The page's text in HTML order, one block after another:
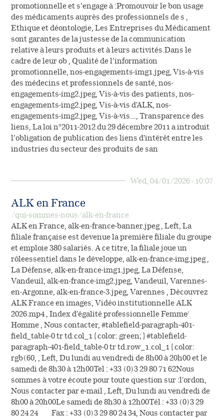
promotionnelle et s’engage à :Promouvoir le bon usage
des médicaments auprès des professionnels de s ,
Ethique et déontologie, Les Entreprises du Médicament
sont garantes de la justesse de la communication
relative à leurs produits et à leurs activités.Dans le
cadre de leur ob , Qualité de l’information
promotionnelle, nos-engagements-img1.jpeg, Vis-à-vis
des médecins et professionnels de santé, nos-
engagements-img2.jpeg, Vis-à-vis des patients, nos-
engagements-img2.jpeg, Vis-à-vis d'ALK, nos-
engagements-img2.jpeg, Vis-à-vis…, Transparence des
liens, La loi n°2011-2012 du 29 décembre 2011 a introduit
l’obligation de publication des liens d'intérêt entre les
industries du secteur des produits de san
Wed, 04/01/2026 - 10:07
ALK en France
/qui-sommes-nous/alk-en-france
ALK en France, alk-en-france-banner.jpeg , Left, La
filiale française est devenue la première filiale du groupe
et emploie 380 salariés. A ce titre, la filiale joue un
rôleessentiel dans le développe, alk-en-france-img.jpeg ,
La Défense, alk-en-france-img1.jpeg, La Défense,
Vandeuil, alk-en-france-img2.jpeg, Vandeuil, Varennes-
en-Argonne, alk-en-france-3.jpeg, Varennes , Découvrez
ALK France en images, Vidéo institutionnelle ALK
2026.mp4 , Index d'égalité professionnelle Femme /
Homme , Nous contacter, #tablefield-paragraph-401-
field_table-0 tr td.col_1 { color: green; } #tablefield-
paragraph-401-field_table-0 tr td.row_1.col_1 { color:
rgb(60, , Left, Du lundi au vendredi de 8h00 à 20h00 et le
samedi de 8h30 à 12h00Tel : +33 (0)3 29 80 71 62Nous
sommes à votre écoute pour toute question sur :l'ordon,
Nous contacter par e-mail , Left, Du lundi au vendredi de
8h00 à 20h00Le samedi de 8h30 à 12h00Tél : +33 (0)3 29
80 24 24 Fax : +33 (0)3 29 80 24 34, Nous contacter par